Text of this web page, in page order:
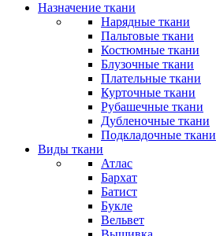
Назначение ткани
Нарядные ткани
Пальтовые ткани
Костюмные ткани
Блузочные ткани
Плательные ткани
Курточные ткани
Рубашечные ткани
Дубленочные ткани
Подкладочные ткани
Виды ткани
Атлас
Бархат
Батист
Букле
Вельвет